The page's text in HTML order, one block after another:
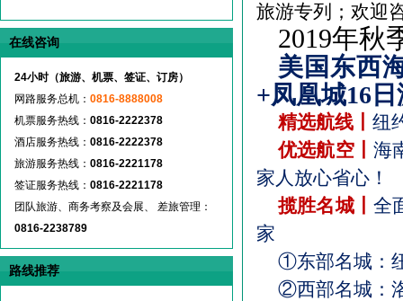
在线咨询
24小时（旅游、机票、签证、订房）
网路服务总机： 0816-8888008
机票服务热线： 0816-2222378
酒店服务热线： 0816-2222378
旅游服务热线： 0816-2221178
签证服务热线： 0816-2221178
团队旅游、商务考察及会展、 差旅管理：
0816-2238789
路线推荐
旅游专列；欢迎
2019年秋
美国东西
+凤凰城16
精选航线丨 纽
优选航空丨 海
家人放心省心！
揽胜名城丨 全
家
①东部名城：
②西部名城：